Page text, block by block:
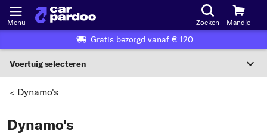
Menu Zoeken Mandje
Gratis bezorgd vanaf € 120
Voertuig selecteren
> Dynamo's
Dynamo's